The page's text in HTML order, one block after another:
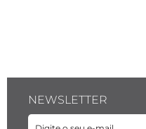
NEWSLETTER